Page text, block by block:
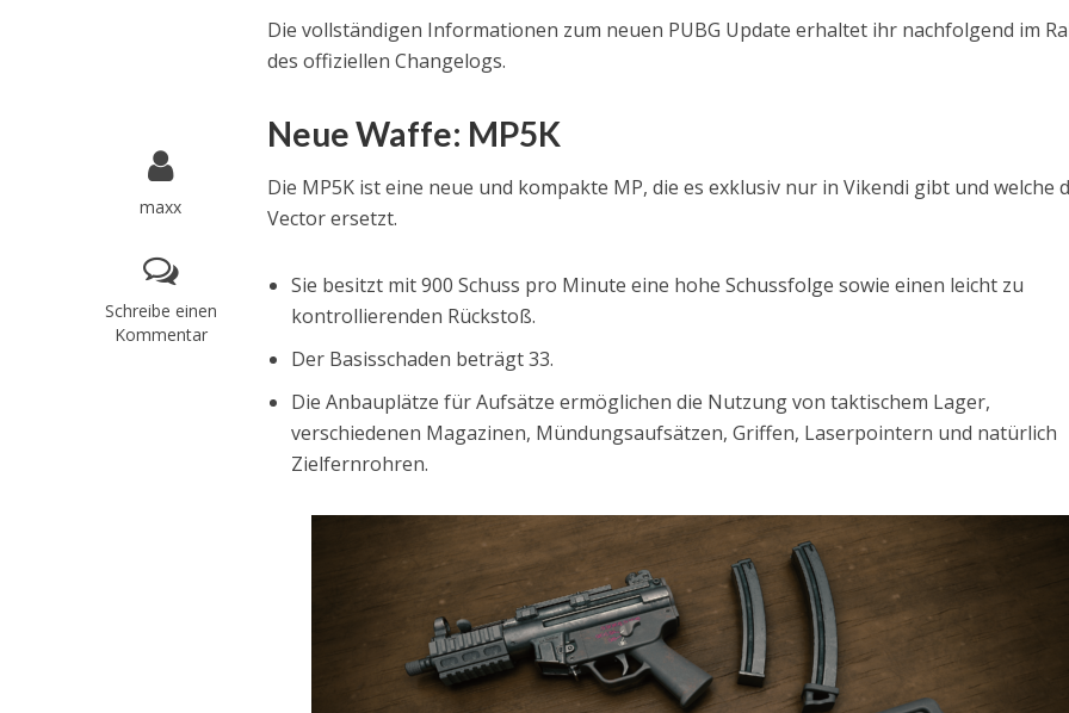
maxx
Schreibe einen
Kommentar
Die vollständigen Informationen zum neuen PUBG Update erhaltet ihr nachfolgend im
des offiziellen Changelogs.
Neue Waffe: MP5K
Die MP5K ist eine neue und kompakte MP, die es exklusiv nur in Vikendi gibt und welche
Vector ersetzt.
Sie besitzt mit 900 Schuss pro Minute eine hohe Schussfolge sowie einen leicht zu
kontrollierenden Rückstoß.
Der Basisschaden beträgt 33.
Die Anbauplätze für Aufsätze ermöglichen die Nutzung von taktischem Lager,
verschiedenen Magazinen, Mündungsaufsätzen, Griffen, Laserpointern und natürlich
Zielfernrohren.